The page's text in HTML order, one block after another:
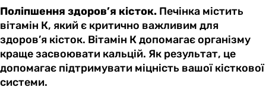
Поліпшення здоров’я кісток. Печінка містить
вітамін К, який є критично важливим для
здоров’я кісток. Вітамін К допомагає організму
краще засвоювати кальцій. Як результат, це
допомагає підтримувати міцність вашої кісткової
системи.